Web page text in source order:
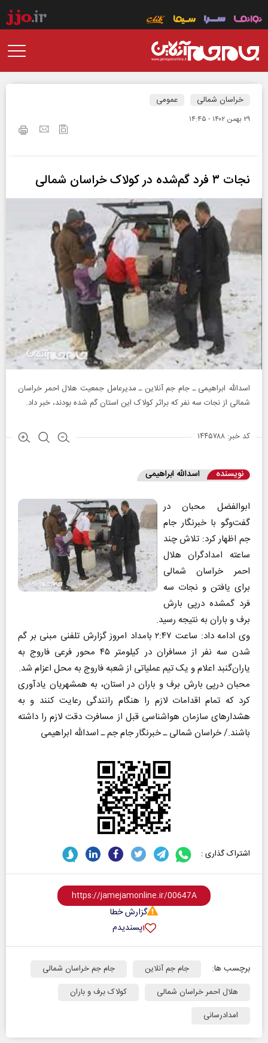
خراسان شمالی عمومی
۲۹ بهمن ۱۴۰۲ - ۱۴:۴۵
نجات ۳ فرد گم‌شده در کولاک خراسان شمالی
اسدالله ابراهیمی ـ جام جم آنلاین ـ مدیرعامل جمعیت هلال احمر خراسان
شمالی از نجات سه نفر که براثر کولاک این استان گم شده بودند، خبر داد.
کد خبر: ۱۴۴۵۷۸۸
نویسنده اسدالله ابراهیمی
ابوالفضل محبان در
گفت‌وگو با خبرنگار جام
جم اظهار کرد: تلاش چند
ساعته امدادگران هلال
احمر خراسان شمالی
برای یافتن و نجات سه
فرد گمشده درپی بارش
برف و باران به نتیجه رسید.
وی ادامه داد: ساعت ۲:۴۷ بامداد امروز گزارش تلفنی مبنی بر گم
شدن سه نفر از مسافران در کیلومتر ۴۵ محور فرعی فاروج به
یاران‌گنبد اعلام و یک تیم عملیاتی از شعبه فاروج به محل اعزام شد.
محبان درپی بارش برف و باران در استان، به همشهریان یادآوری
کرد که تمام اقدامات لازم را هنگام رانندگی رعایت کنند و به
هشدارهای سازمان هواشناسی قبل از مسافرت دقت لازم را داشته
باشند./ خراسان شمالی ـ خبرنگار جام جم ـ اسدالله ابراهیمی
اشتراک گذاری :
گزارش خطا
پسندیدم۱
برچسب ها: جام جم آنلاین
جام جم خراسان شمالی
هلال احمر خراسان شمالی
کولاک برف و باران
امدادرسانی